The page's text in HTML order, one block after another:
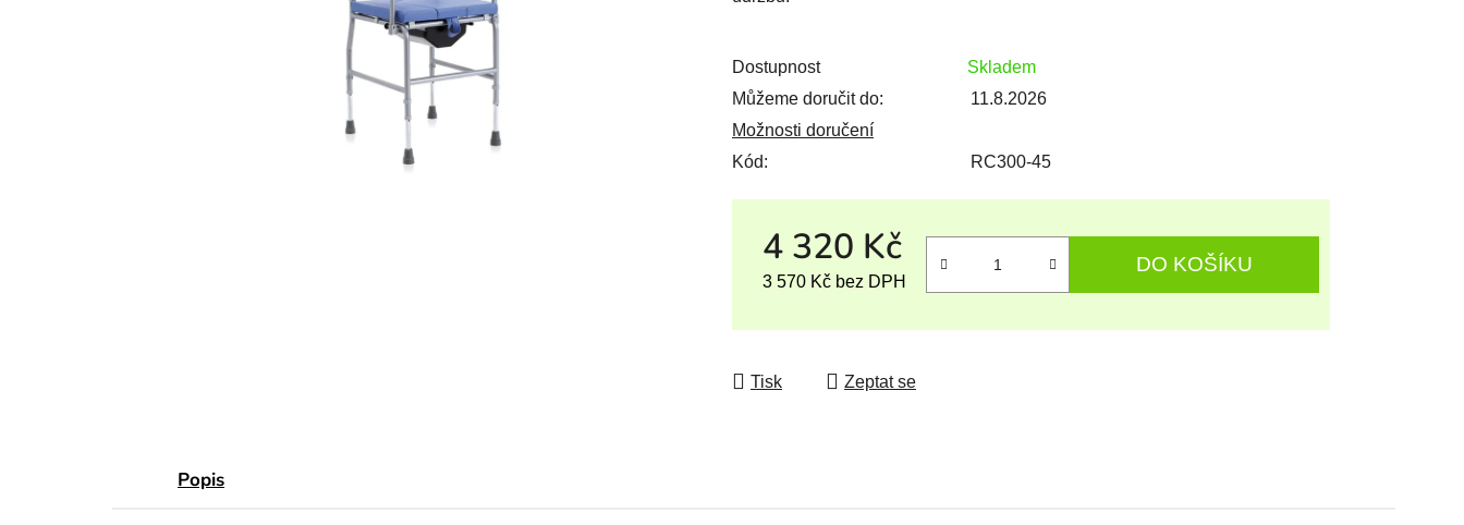
Dostupnost
Skladem
Můžeme doručit do:
11.8.2026
Možnosti doručení
Kód:
RC300-45
4 320 Kč
3 570 Kč bez DPH
DO KOŠÍKU
Tisk Zeptat se
Popis